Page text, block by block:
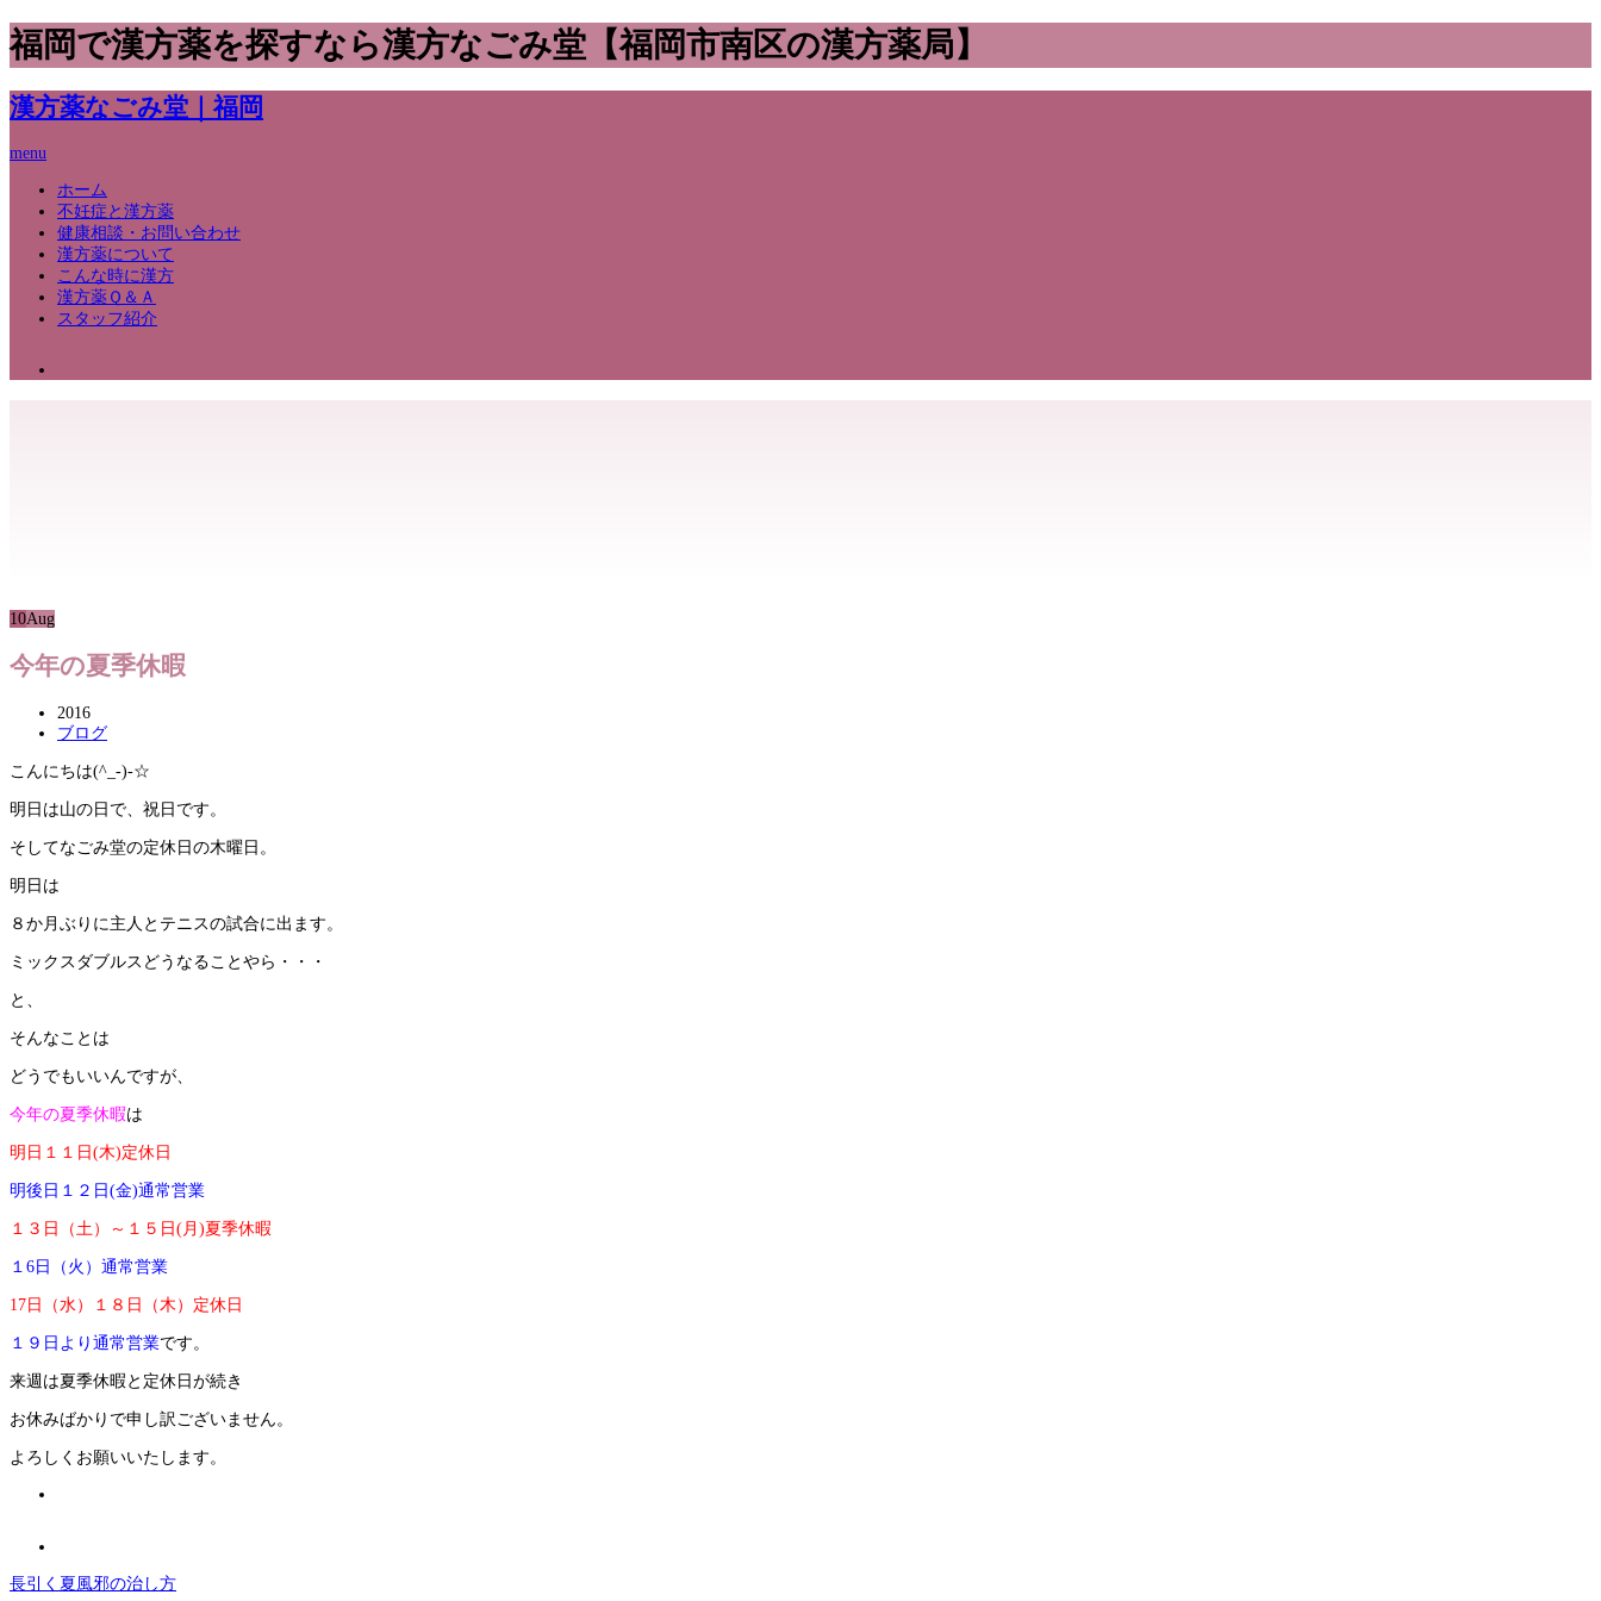
福岡で漢方薬を探すなら漢方なごみ堂【福岡市南区の漢方薬局】
漢方薬なごみ堂｜福岡
menu
ホーム
不妊症と漢方薬
健康相談・お問い合わせ
漢方薬について
こんな時に漢方
漢方薬Ｑ＆Ａ
スタッフ紹介
10Aug
今年の夏季休暇
2016
ブログ
こんにちは(^_-)-☆
明日は山の日で、祝日です。
そしてなごみ堂の定休日の木曜日。
明日は
８か月ぶりに主人とテニスの試合に出ます。
ミックスダブルスどうなることやら・・・
と、
そんなことは
どうでもいいんですが、
今年の夏季休暇は
明日１１日(木)定休日
明後日１２日(金)通常営業
１３日（土）～１５日(月)夏季休暇
１6日（火）通常営業
17日（水）１８日（木）定休日
１９日より通常営業です。
来週は夏季休暇と定休日が続き
お休みばかりで申し訳ございません。
よろしくお願いいたします。
長引く夏風邪の治し方